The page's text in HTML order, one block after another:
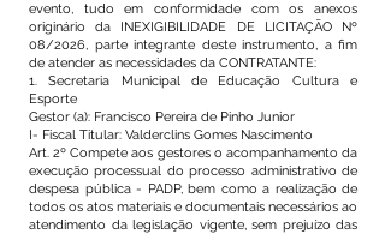
evento, tudo em conformidade com os anexos
originário da INEXIGIBILIDADE DE LICITAÇÃO Nº
08/2026, parte integrante deste instrumento, a fim
de atender as necessidades da CONTRATANTE:
1. Secretaria Municipal de Educação Cultura e
Esporte
Gestor (a): Francisco Pereira de Pinho Junior
I- Fiscal Titular: Valderclins Gomes Nascimento
Art. 2º Compete aos gestores o acompanhamento da
execução processual do processo administrativo de
despesa pública - PADP, bem como a realização de
todos os atos materiais e documentais necessários ao
atendimento da legislação vigente, sem prejuízo das